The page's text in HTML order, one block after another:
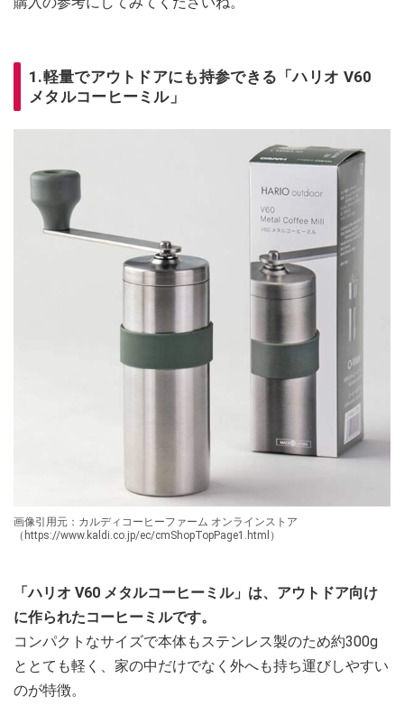
1.軽量でアウトドアにも持参できる「ハリオ V60
メタルコーヒーミル」
画像引用元：カルディコーヒーファーム オンラインストア
（https://www.kaldi.co.jp/ec/cmShopTopPage1.html）
「ハリオ V60 メタルコーヒーミル」は、アウトドア向け
に作られたコーヒーミルです。
コンパクトなサイズで本体もステンレス製のため約300g
ととても軽く、家の中だけでなく外へも持ち運びしやすい
のが特徴。